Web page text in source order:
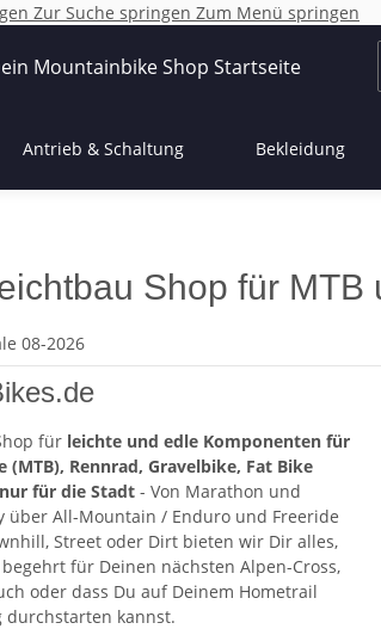
Zur Suche springen Zum Menü springen
Antrieb & Schaltung Bekleidung
Shop für
für leichte und edle Komponenten für
(MTB), Rennrad, Gravelbike, Fat Bike
für die Stadt - Von Marathon und
über All-Mountain / Enduro und Freeride
Street oder Dirt bieten wir Dir alles,
für Deinen nächsten Alpen-Cross,
oder dass Du auf Deinem Hometrail
kannst.